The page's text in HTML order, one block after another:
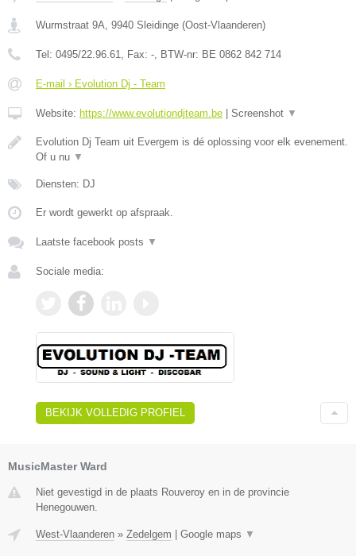
Wurmstraat 9A, 9940 Sleidinge (Oost-Vlaanderen)
Tel: 0495/22.96.61, Fax: -, BTW-nr: BE 0862 842 714
E-mail › Evolution Dj - Team
Website: https://www.evolutiondjteam.be Screenshot ▼
Evolution Dj Team uit Evergem is dé oplossing voor elk evenement.
Of u nu ▼
Diensten: DJ
Er wordt gewerkt op afspraak.
Laatste facebook posts ▼
Sociale media:
BEKIJK VOLLEDIG PROFIEL
MusicMaster Ward
Niet gevestigd in de plaats Rouveroy en in de provincie
Henegouwen.
West-Vlaanderen » Zedelgem | Google maps ▼